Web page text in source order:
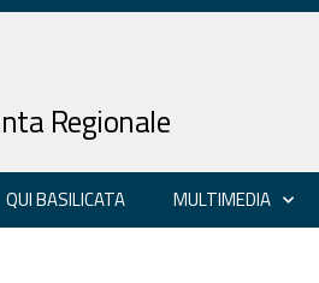
Regionale
QUI BASILICATA MULTIMEDIA